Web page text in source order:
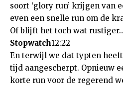
soort ‘glory run’ krijgen van
even een snelle run om de
Of blijft het toch wat
Stopwatch12:22
En terwijl we dat typten
tijd aangescherpt. Opnieuw
korte run voor de regerend